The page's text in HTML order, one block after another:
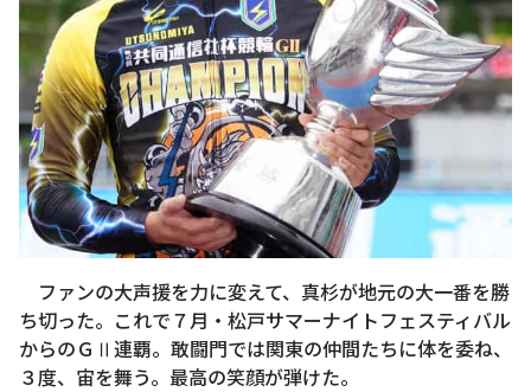
ファンの大声援を力に変えて、真杉が地元の大一番を勝
ち切った。これで７月・松戸サマーナイトフェスティバル
からのＧⅡ連覇。敢闘門では関東の仲間たちに体を委ね、
３度、宙を舞う。最高の笑顔が弾けた。